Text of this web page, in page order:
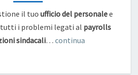
il tuo ufficio del personalee
tutti i problemi legati al payrolls
sindacali… continua